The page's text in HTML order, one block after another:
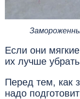
Если они
их лучше
Перед тем, как
надо